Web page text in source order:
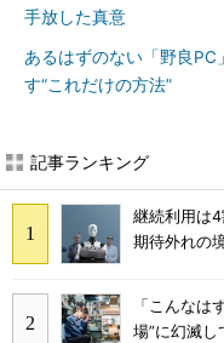
手放した真意
あるはずのない「野良
す“これだけの方法”
記事ランキング
継続利用は
期待外れの
「こんな
場”に幻滅し